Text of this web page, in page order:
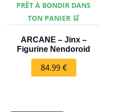
PRÊT À BONDIR DANS
TON PANIER 🛒
ARCANE – Jinx –
Figurine Nendoroid
84.99€